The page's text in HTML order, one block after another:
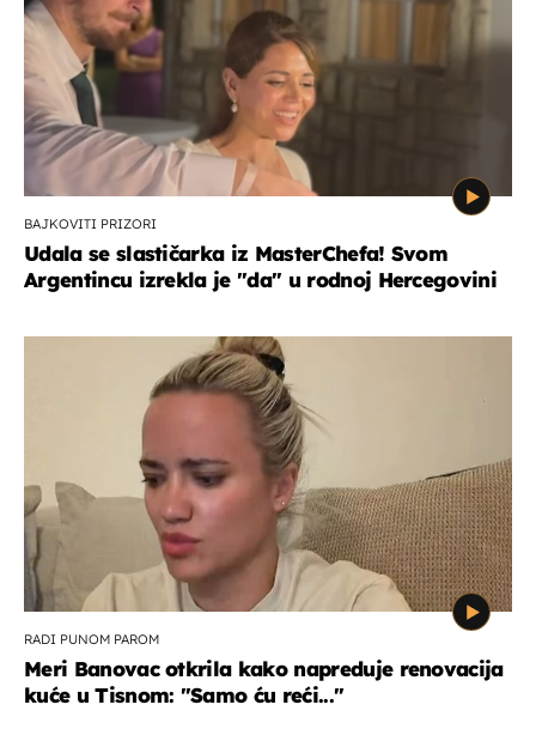
BAJKOVITI PRIZORI
Udala se slastičarka iz MasterChefa! Svom
Argentincu izrekla je "da" u rodnoj Hercegovini
RADI PUNOM PAROM
Meri Banovac otkrila kako napreduje renovacija
kuće u Tisnom: "Samo ću reći..."